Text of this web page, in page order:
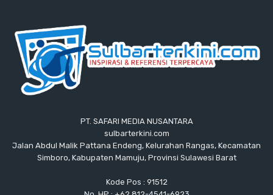
PT. SAFARI MEDIA NUSANTARA
sulbarterkini.com
Jalan Abdul Malik Pattana Endeng, Kelurahan Rangas, Kecamatan
Simboro, Kabupaten Mamuju, Provinsi Sulawesi Barat
Kode Pos : 91512